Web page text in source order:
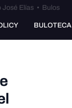
José Elías• Bulos
BULOTECA